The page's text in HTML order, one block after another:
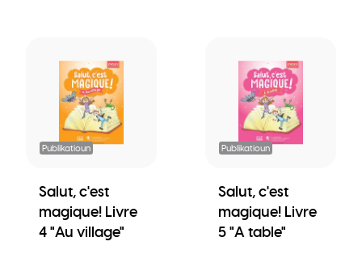
Publikatioun
Salut, c'est
magique! Livre
4 "Au village"
Publikatioun
Salut, c'est
magique! Livre
5 "A table"